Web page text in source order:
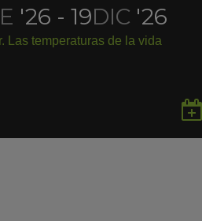
'26 - 19DIC '26
Las temperaturas de la vida